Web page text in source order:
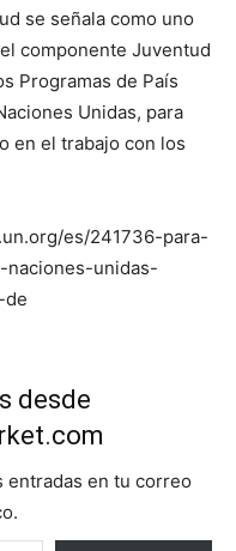
se señala como uno
componente Juventud
Programas de País
Unidas, para
en el trabajo con los
es/241736-para-
unidas-
de
desde
entradas en tu correo